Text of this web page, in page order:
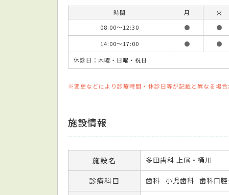
時間 月
火
08:00～12:30
●
●
14:00～17:00
●
●
休診日：木曜・日曜・祝日
※変更などにより診療時間・休診日等が記載と異なる場
施設情報
施設名 多田歯科 上尾・桶川
診療科目 歯科 小児歯科 歯科口